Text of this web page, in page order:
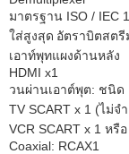
มาตรฐาน ISO / IEC
ใส่สูงสุด อัตราบิตสตรี
เอาท์พุทแผงด้านหลัง
HDMI x1
วนผ่านเอาต์พุต: ชนิด
TV SCART x 1 (ไม่จ
VCR SCART x 1 หรื
Coaxial: RCAX1